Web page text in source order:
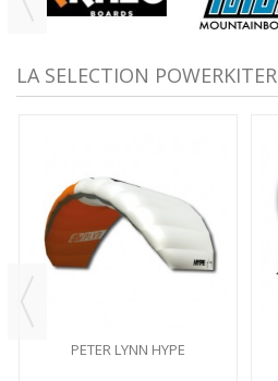
LA SELECTION POWERKITER
PETER LYNN HYPE